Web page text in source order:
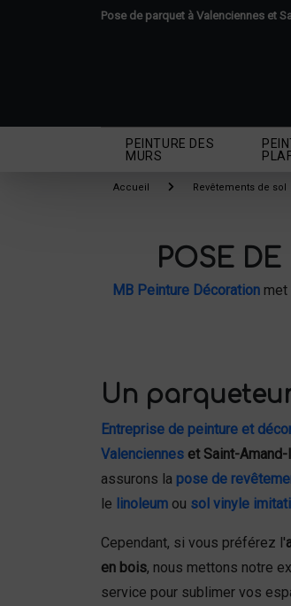
Pose de parquet à Valenciennes et
PEINTURE DES
MURS
Accueil Revêtements de sol
POSE
MB Peinture Décorationmet
Un
Entreprise de peinture et
Valenciennes et Saint-
assurons la pose de
le linoleum ou sol vinyle
Cependant, si vous préférez l'
en bois, nous mettons notre
service pour sublimer vos
Panneau de gestion des cookies